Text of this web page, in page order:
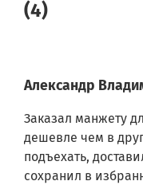
F1281ND5.ALSPCOM
F12A8CDP.ABWPKIV
F2J5NN4W.ABWPCOM
F2J5NN4W.ABWPTSK
F2J6NN0W.ABWPCOM
F2J6NN8S.AESPCOM
F2J6NN8S.AESPTSK
F2J6WS0W.ABWPKIV
(4)
Александр
Заказал манжету
дешевле чем в
подъехать,
сохранил в